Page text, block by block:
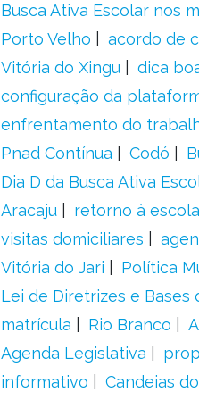
Busca Ativa Escolar nos
Porto Velho
acordo de
Vitória do Xingu
dica
configuração da
enfrentamento do
Pnad Contínua
Codó
Dia D da Busca Ativa
Aracaju
retorno à escola
visitas domiciliares
Vitória do Jari
Política
Lei de Diretrizes e Bases
matrícula
Rio Branco
Agenda Legislativa
informativo
Candeias